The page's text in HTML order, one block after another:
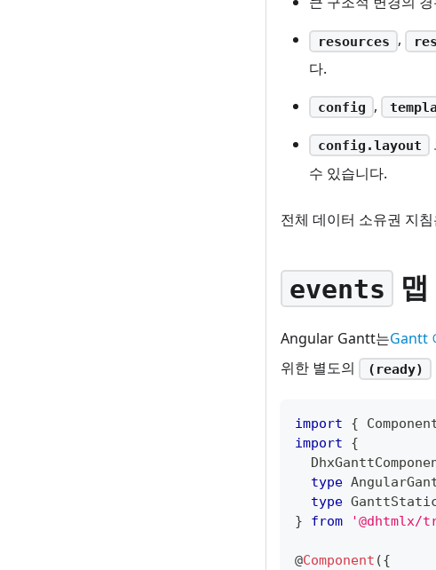
resources ,
다.
config ,
config.layout
수 있습니다.
전체 데이터 소유권 지
events
Angular Gantt는Gantt
위한 별도의
(ready)
import {
import
{
type
type
}
from
@Component ({